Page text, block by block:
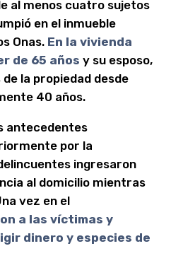
al menos cuatro sujetos
en el inmueble
Onas. En la vivienda
de 65 años y su esposo,
la propiedad desde
40 años.
antecedentes
por la
ingresaron
al domicilio mientras
vez en el
a las víctimas y
dinero y especies de